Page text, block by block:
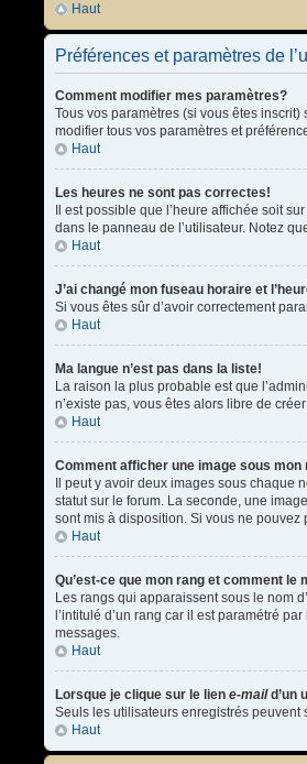
Haut
Préférences et paramètres de
Comment modifier mes paramètres?
Tous vos paramètres (si vous êtes
modifier tous vos paramètres et
Haut
Les heures ne sont pas correctes!
Il est possible que l’heure affichée soit
dans le panneau de l’utilisateur. Notez
Haut
J’ai changé mon fuseau horaire et
Si vous êtes sûr d’avoir correctement
Haut
Ma langue n’est pas dans la liste!
La raison la plus probable est que
n’existe pas, vous êtes alors libre de
Haut
Comment afficher une image sous mon
Il peut y avoir deux images sous
statut sur le forum. La seconde, une
sont mis à disposition. Si vous ne pouvez
Haut
Qu’est-ce que mon rang et comment le
Les rangs qui apparaissent sous le nom
l’intitulé d’un rang car il est paramétré
messages.
Haut
Lorsque je clique sur le lien e-maild’un
Seuls les utilisateurs enregistrés peuvent
Haut